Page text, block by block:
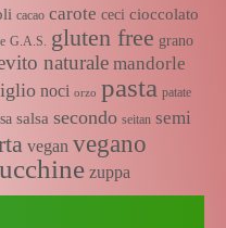
cacao carote ceci cioccolato
G.A.S. gluten free grano
naturale mandorle
noci orzo pasta patate
salsa secondo seitan semi
vegan vegano
zuppa